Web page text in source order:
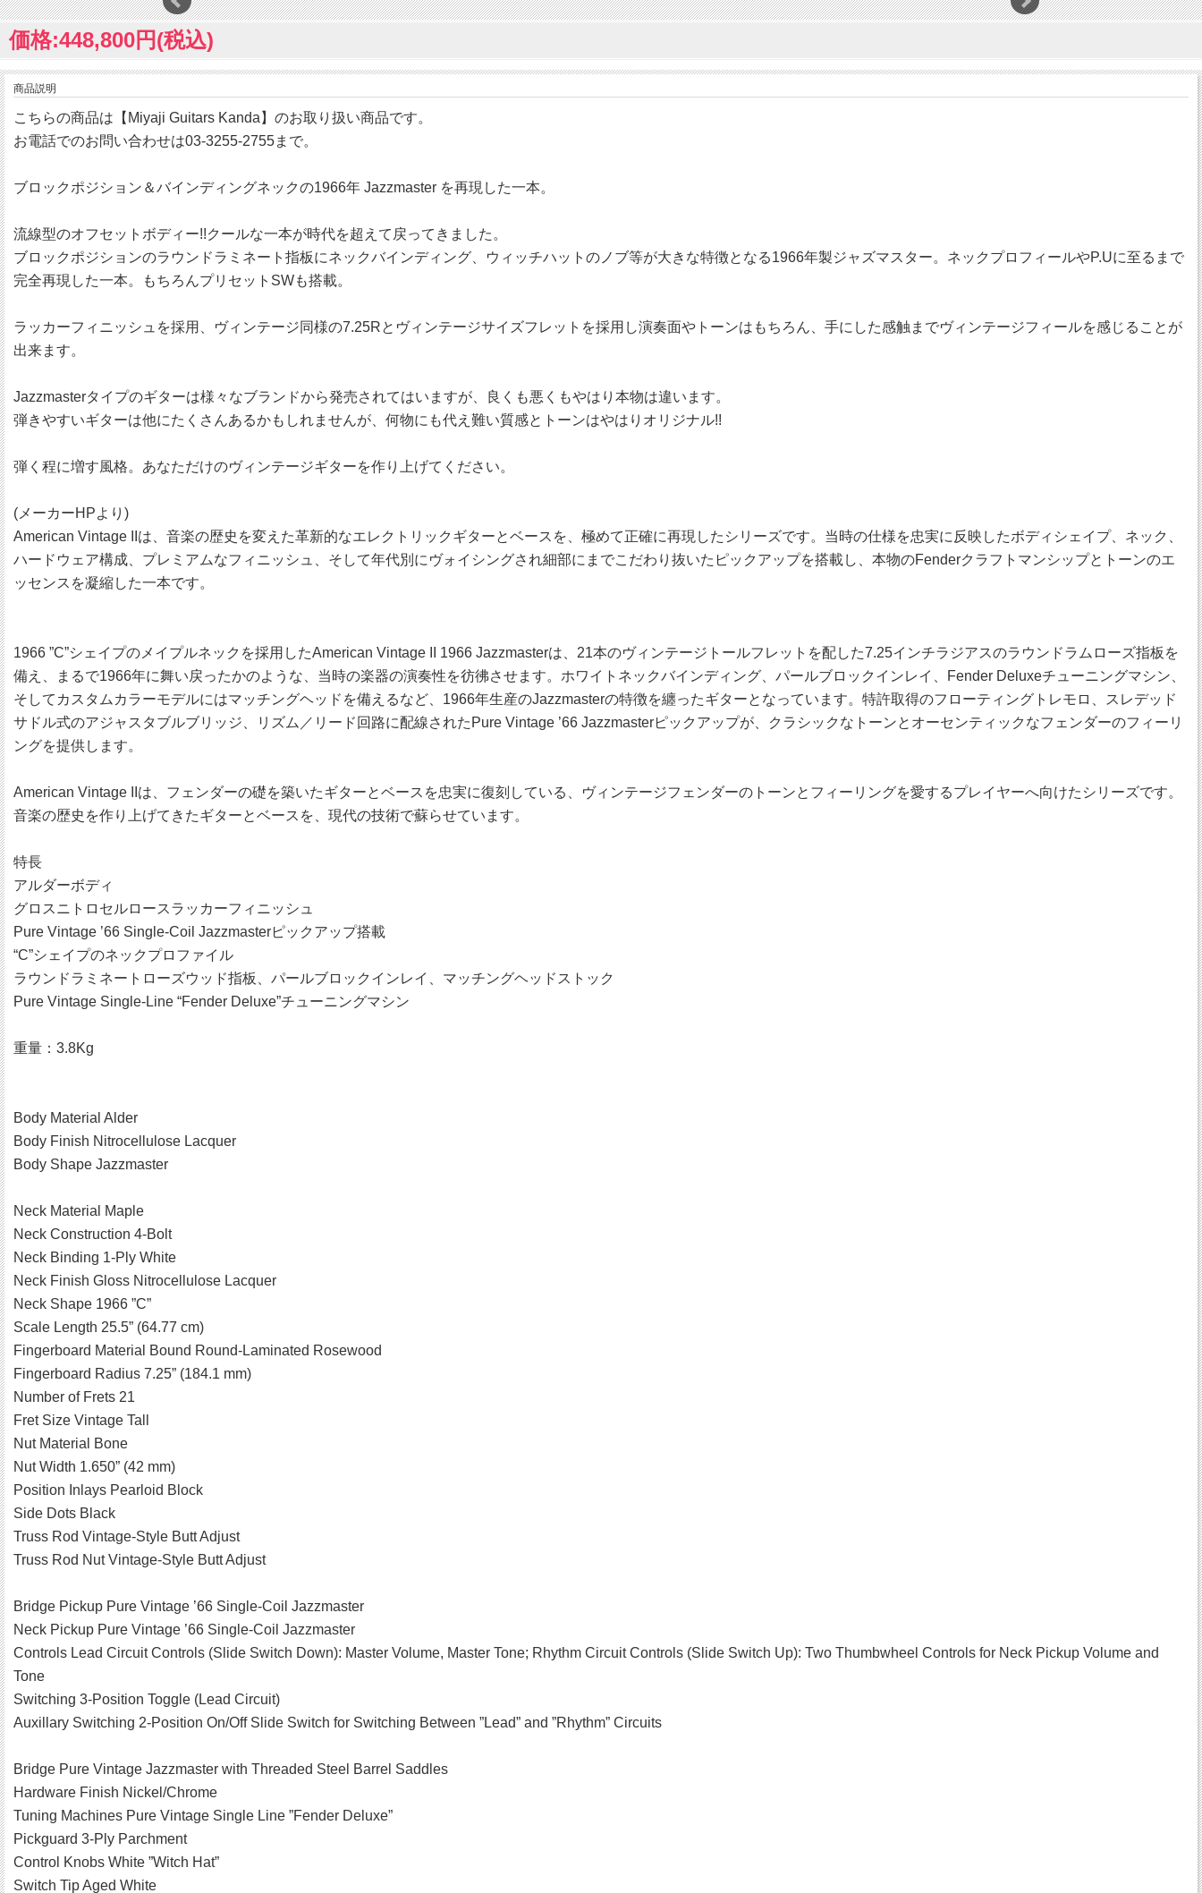
価格:448,800円(税込)
商品説明
こちらの商品は【Miyaji Guitars Kanda】のお取り扱い商品です。
お電話でのお問い合わせは03-3255-2755まで。
ブロックポジション＆バインディングネックの1966年 Jazzmaster を再現した一本。
流線型のオフセットボディー!!クールな一本が時代を超えて戻ってきました。
ブロックポジションのラウンドラミネート指板にネックバインディング、ウィッチハットのノブ等が大きな特徴となる1966年製ジャズマスター。ネックプロフィールやP.Uに至るまで
完全再現した一本。もちろんプリセットSWも搭載。
ラッカーフィニッシュを採用、ヴィンテージ同様の7.25Rとヴィンテージサイズフレットを採用し演奏面やトーンはもちろん、手にした感触までヴィンテージフィールを感じることが
出来ます。
Jazzmasterタイプのギターは様々なブランドから発売されてはいますが、良くも悪くもやはり本物は違います。
弾きやすいギターは他にたくさんあるかもしれませんが、何物にも代え難い質感とトーンはやはりオリジナル!!
弾く程に増す風格。あなただけのヴィンテージギターを作り上げてください。
(メーカーHPより)
American Vintage IIは、音楽の歴史を変えた革新的なエレクトリックギターとベースを、極めて正確に再現したシリーズです。当時の仕様を忠実に反映したボディシェイプ、ネック、
ハードウェア構成、プレミアムなフィニッシュ、そして年代別にヴォイシングされ細部にまでこだわり抜いたピックアップを搭載し、本物のFenderクラフトマンシップとトーンのエ
ッセンスを凝縮した一本です。
1966 ”C”シェイプのメイプルネックを採用したAmerican Vintage II 1966 Jazzmasterは、21本のヴィンテージトールフレットを配した7.25インチラジアスのラウンドラムローズ指板を
備え、まるで1966年に舞い戻ったかのような、当時の楽器の演奏性を彷彿させます。ホワイトネックバインディング、パールブロックインレイ、Fender Deluxeチューニングマシン、
そしてカスタムカラーモデルにはマッチングヘッドを備えるなど、1966年生産のJazzmasterの特徴を纏ったギターとなっています。特許取得のフローティングトレモロ、スレデッド
サドル式のアジャスタブルブリッジ、リズム／リード回路に配線されたPure Vintage ’66 Jazzmasterピックアップが、クラシックなトーンとオーセンティックなフェンダーのフィーリ
ングを提供します。
American Vintage IIは、フェンダーの礎を築いたギターとベースを忠実に復刻している、ヴィンテージフェンダーのトーンとフィーリングを愛するプレイヤーへ向けたシリーズです。
音楽の歴史を作り上げてきたギターとベースを、現代の技術で蘇らせています。
特長
アルダーボディ
グロスニトロセルロースラッカーフィニッシュ
Pure Vintage ’66 Single-Coil Jazzmasterピックアップ搭載
“C”シェイプのネックプロファイル
ラウンドラミネートローズウッド指板、パールブロックインレイ、マッチングヘッドストック
Pure Vintage Single-Line “Fender Deluxe”チューニングマシン
重量：3.8Kg
Body Material Alder
Body Finish Nitrocellulose Lacquer
Body Shape Jazzmaster
Neck Material Maple
Neck Construction 4-Bolt
Neck Binding 1-Ply White
Neck Finish Gloss Nitrocellulose Lacquer
Neck Shape 1966 ”C”
Scale Length 25.5” (64.77 cm)
Fingerboard Material Bound Round-Laminated Rosewood
Fingerboard Radius 7.25” (184.1 mm)
Number of Frets 21
Fret Size Vintage Tall
Nut Material Bone
Nut Width 1.650” (42 mm)
Position Inlays Pearloid Block
Side Dots Black
Truss Rod Vintage-Style Butt Adjust
Truss Rod Nut Vintage-Style Butt Adjust
Bridge Pickup Pure Vintage ’66 Single-Coil Jazzmaster
Neck Pickup Pure Vintage ’66 Single-Coil Jazzmaster
Controls Lead Circuit Controls (Slide Switch Down): Master Volume, Master Tone; Rhythm Circuit Controls (Slide Switch Up): Two Thumbwheel Controls for Neck Pickup Volume and
Tone
Switching 3-Position Toggle (Lead Circuit)
Auxillary Switching 2-Position On/Off Slide Switch for Switching Between ”Lead” and ”Rhythm” Circuits
Bridge Pure Vintage Jazzmaster with Threaded Steel Barrel Saddles
Hardware Finish Nickel/Chrome
Tuning Machines Pure Vintage Single Line ”Fender Deluxe”
Pickguard 3-Ply Parchment
Control Knobs White ”Witch Hat”
Switch Tip Aged White